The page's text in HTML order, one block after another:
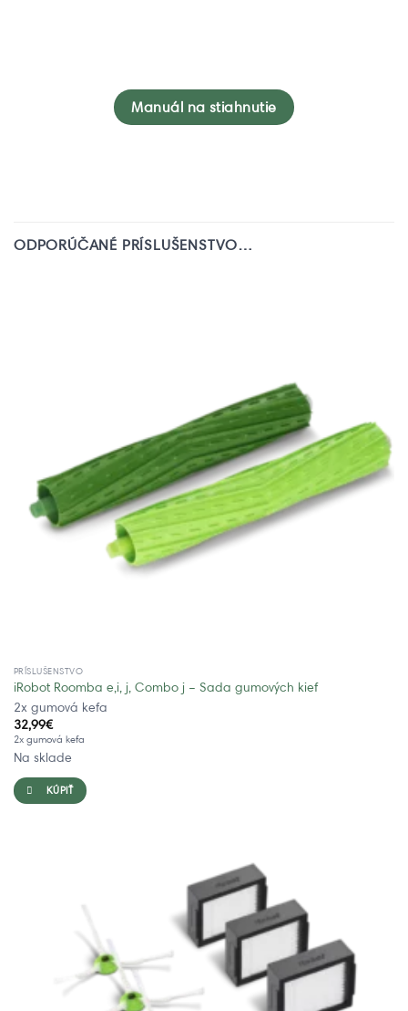
Manuál na stiahnutie
ODPORÚČANÉ PRÍSLUŠENSTVO…
PRÍSLUŠENSTVO
iRobot Roomba e,i, j, Combo j – Sada gumových kief
2x gumová kefa
32,99€
2x gumová kefa
Na sklade
KÚPIŤ